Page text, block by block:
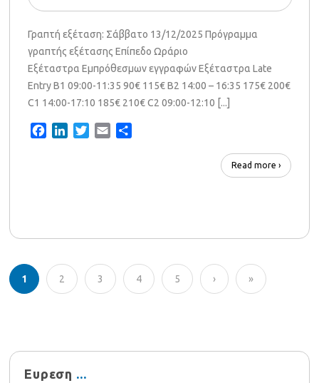
Γραπτή εξέταση: Σάββατο 13/12/2025 Πρόγραμμα
γραπτής εξέτασης Επίπεδο Ωράριο
Εξέταστρα Εμπρόθεσμων εγγραφών Εξέταστρα Late
Entry B1 09:00-11:35 90€ 115€ B2 14:00 – 16:35 175€ 200€
C1 14:00-17:10 185€ 210€ C2 09:00-12:10 [...]
FacebookLinkedInTwitterEmail
Read more ›
1 2 3 4 5 › »
Ευρεση